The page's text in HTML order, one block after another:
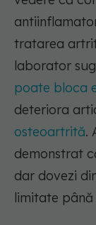
tratarea
laborator
poate bloca
deteriora
osteoartrită.
demonstrat
dar dovezi
limitate